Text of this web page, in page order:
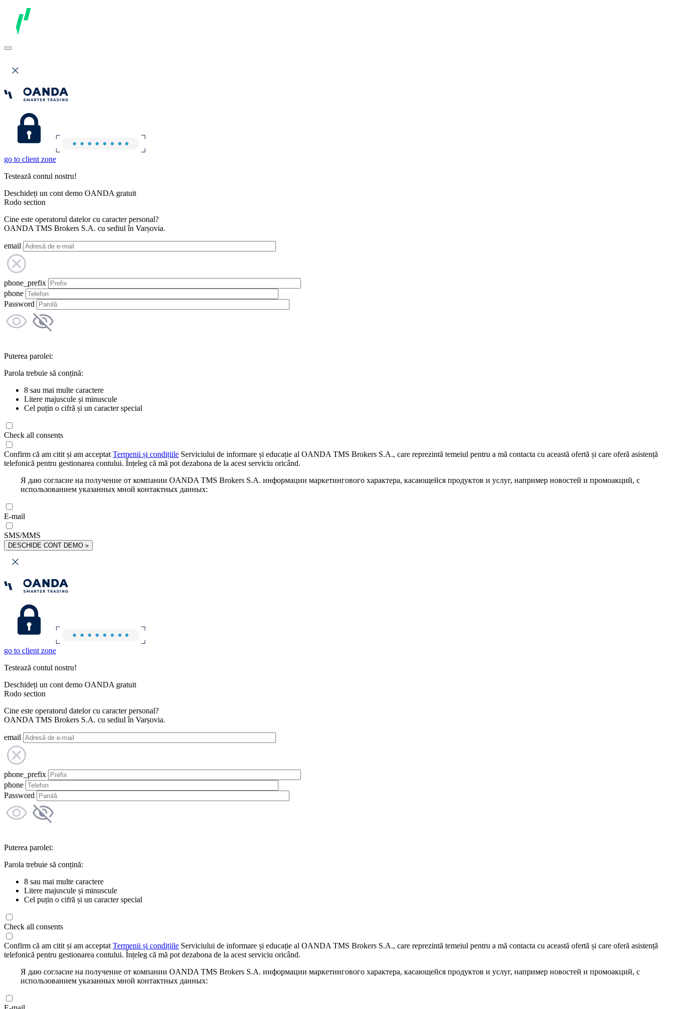
go to client zone
Testează contul nostru!
Deschideți un cont demo OANDA gratuit
Rodo section
Cine este operatorul datelor cu caracter personal?
OANDA TMS Brokers S.A. cu sediul în Varșovia.
email
phone_prefix
phone
Password
Puterea parolei:
Parola trebuie să conțină:
8 sau mai multe caractere
Litere majuscule și minuscule
Cel puțin o cifră și un caracter special
Check all consents
Confirm că am citit și am acceptat Termenii și condițiile Serviciului de informare și educație al OANDA TMS Brokers S.A., care reprezintă temeiul pentru a mă contacta cu această ofertă și care oferă asistență
telefonică pentru gestionarea contului. Înțeleg că mă pot dezabona de la acest serviciu oricând.
Я даю согласие на получение от компании OANDA TMS Brokers S.A. информации маркетингового характера, касающейся продуктов и услуг, например новостей и промоакций, с
использованием указанных мной контактных данных:
E-mail
SMS/MMS
DESCHIDE CONT DEMO »
go to client zone
Testează contul nostru!
Deschideți un cont demo OANDA gratuit
Rodo section
Cine este operatorul datelor cu caracter personal?
OANDA TMS Brokers S.A. cu sediul în Varșovia.
email
phone_prefix
phone
Password
Puterea parolei:
Parola trebuie să conțină:
8 sau mai multe caractere
Litere majuscule și minuscule
Cel puțin o cifră și un caracter special
Check all consents
Confirm că am citit și am acceptat Termenii și condițiile Serviciului de informare și educație al OANDA TMS Brokers S.A., care reprezintă temeiul pentru a mă contacta cu această ofertă și care oferă asistență
telefonică pentru gestionarea contului. Înțeleg că mă pot dezabona de la acest serviciu oricând.
Я даю согласие на получение от компании OANDA TMS Brokers S.A. информации маркетингового характера, касающейся продуктов и услуг, например новостей и промоакций, с
использованием указанных мной контактных данных: